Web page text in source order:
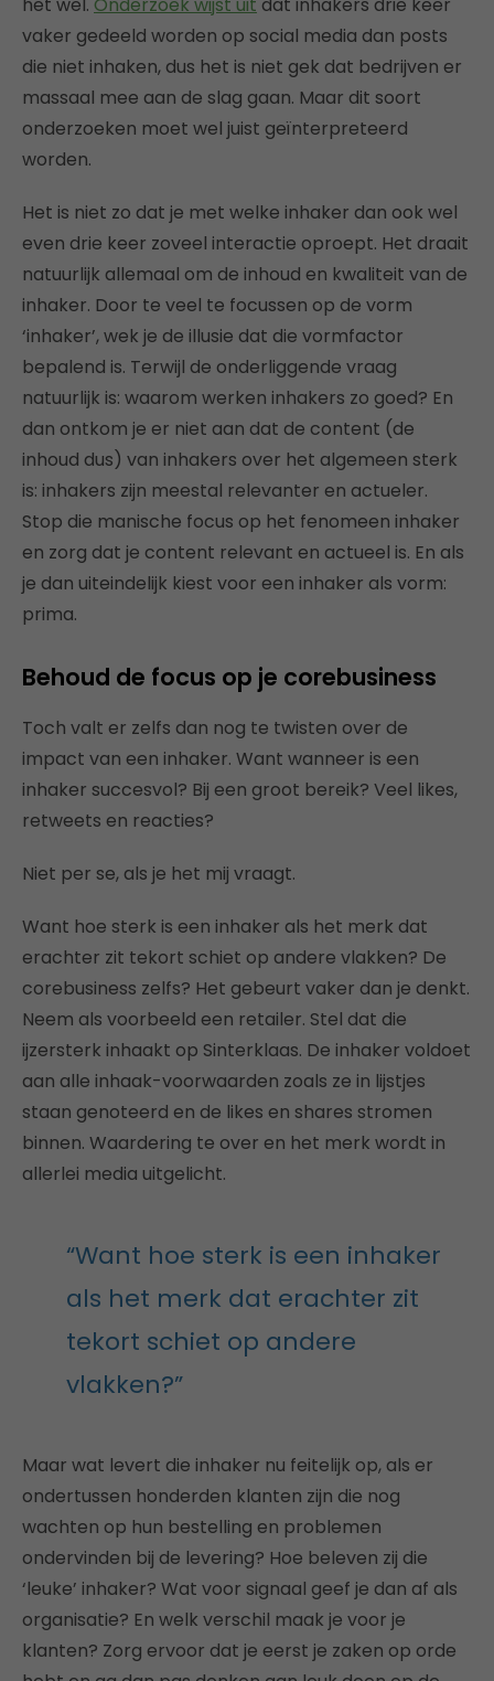
vaker gedeeld worden op social media dan posts
die niet inhaken, dus het is niet gek dat bedrijven er
massaal mee aan de slag gaan. Maar dit soort
onderzoeken moet wel juist geïnterpreteerd
worden.
Het is niet zo dat je met welke inhaker dan ook wel
even drie keer zoveel interactie oproept. Het draait
natuurlijk allemaal om de inhoud en kwaliteit van de
inhaker. Door te veel te focussen op de vorm
‘inhaker’, wek je de illusie dat die vormfactor
bepalend is. Terwijl de onderliggende vraag
natuurlijk is: waarom werken inhakers zo goed? En
dan ontkom je er niet aan dat de content (de
inhoud dus) van inhakers over het algemeen sterk
is: inhakers zijn meestal relevanter en actueler.
Stop die manische focus op het fenomeen inhaker
en zorg dat je content relevant en actueel is. En als
je dan uiteindelijk kiest voor een inhaker als vorm:
prima.
Behoud de focus op je corebusiness
Toch valt er zelfs dan nog te twisten over de
impact van een inhaker. Want wanneer is een
inhaker succesvol? Bij een groot bereik? Veel likes,
retweets en reacties?
Niet per se, als je het mij vraagt.
Want hoe sterk is een inhaker als het merk dat
erachter zit tekort schiet op andere vlakken? De
corebusiness zelfs? Het gebeurt vaker dan je denkt.
Neem als voorbeeld een retailer. Stel dat die
ijzersterk inhaakt op Sinterklaas. De inhaker voldoet
aan alle inhaak-voorwaarden zoals ze in lijstjes
staan genoteerd en de likes en shares stromen
binnen. Waardering te over en het merk wordt in
allerlei media uitgelicht.
“Want hoe sterk is een inhaker
als het merk dat erachter zit
tekort schiet op andere
vlakken?”
Maar wat levert die inhaker nu feitelijk op, als er
ondertussen honderden klanten zijn die nog
wachten op hun bestelling en problemen
ondervinden bij de levering? Hoe beleven zij die
‘leuke’ inhaker? Wat voor signaal geef je dan af als
organisatie? En welk verschil maak je voor je
klanten? Zorg ervoor dat je eerst je zaken op orde